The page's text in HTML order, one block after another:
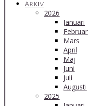
Arkiv
2026
Januari
Februar
Mars
April
Maj
Juni
Juli
Augusti
2025